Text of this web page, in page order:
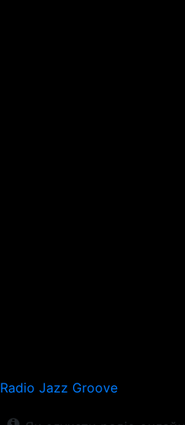
Radio Jazz Groove